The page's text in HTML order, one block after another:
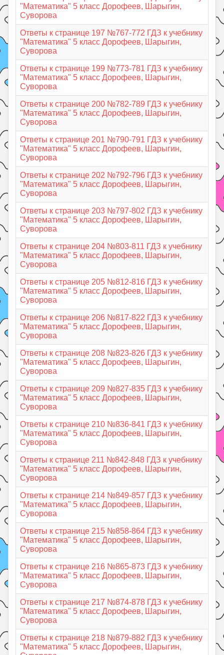
"Математика" 5 класс Дорофеев, Шарыгин,
Суворова
Ответы к странице 197 №767-772 ГДЗ к учебнику
"Математика" 5 класс Дорофеев, Шарыгин,
Суворова
Ответы к странице 199 №773-781 ГДЗ к учебнику
"Математика" 5 класс Дорофеев, Шарыгин,
Суворова
Ответы к странице 200 №782-789 ГДЗ к учебнику
"Математика" 5 класс Дорофеев, Шарыгин,
Суворова
Ответы к странице 201 №790-791 ГДЗ к учебнику
"Математика" 5 класс Дорофеев, Шарыгин,
Суворова
Ответы к странице 202 №792-796 ГДЗ к учебнику
"Математика" 5 класс Дорофеев, Шарыгин,
Суворова
Ответы к странице 203 №797-802 ГДЗ к учебнику
"Математика" 5 класс Дорофеев, Шарыгин,
Суворова
Ответы к странице 204 №803-811 ГДЗ к учебнику
"Математика" 5 класс Дорофеев, Шарыгин,
Суворова
Ответы к странице 205 №812-816 ГДЗ к учебнику
"Математика" 5 класс Дорофеев, Шарыгин,
Суворова
Ответы к странице 206 №817-822 ГДЗ к учебнику
"Математика" 5 класс Дорофеев, Шарыгин,
Суворова
Ответы к странице 208 №823-826 ГДЗ к учебнику
"Математика" 5 класс Дорофеев, Шарыгин,
Суворова
Ответы к странице 209 №827-835 ГДЗ к учебнику
"Математика" 5 класс Дорофеев, Шарыгин,
Суворова
Ответы к странице 210 №836-841 ГДЗ к учебнику
"Математика" 5 класс Дорофеев, Шарыгин,
Суворова
Ответы к странице 211 №842-848 ГДЗ к учебнику
"Математика" 5 класс Дорофеев, Шарыгин,
Суворова
Ответы к странице 214 №849-857 ГДЗ к учебнику
"Математика" 5 класс Дорофеев, Шарыгин,
Суворова
Ответы к странице 215 №858-864 ГДЗ к учебнику
"Математика" 5 класс Дорофеев, Шарыгин,
Суворова
Ответы к странице 216 №865-873 ГДЗ к учебнику
"Математика" 5 класс Дорофеев, Шарыгин,
Суворова
Ответы к странице 217 №874-878 ГДЗ к учебнику
"Математика" 5 класс Дорофеев, Шарыгин,
Суворова
Ответы к странице 218 №879-882 ГДЗ к учебнику
"Математика" 5 класс Дорофеев, Шарыгин,